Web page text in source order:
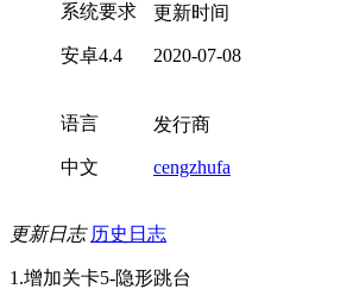
系统要求
安卓4.4
更新时间
2020-07-08
语言
中文
发行商
cengzhufa
更新日志 历史日志
1.增加关卡5-隐形跳台